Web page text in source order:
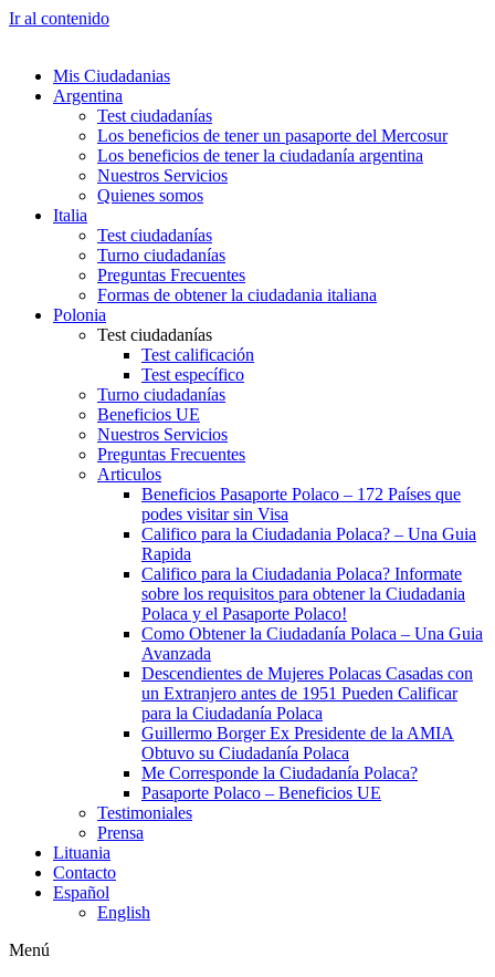
Ir al contenido
Mis Ciudadanias
Argentina
Test ciudadanías
Los beneficios de tener un pasaporte del Mercosur
Los beneficios de tener la ciudadanía argentina
Nuestros Servicios
Quienes somos
Italia
Test ciudadanías
Turno ciudadanías
Preguntas Frecuentes
Formas de obtener la ciudadania italiana
Polonia
Test ciudadanías
Test calificación
Test específico
Turno ciudadanías
Beneficios UE
Nuestros Servicios
Preguntas Frecuentes
Articulos
Beneficios Pasaporte Polaco – 172 Países que
podes visitar sin Visa
Califico para la Ciudadania Polaca? – Una Guia
Rapida
Califico para la Ciudadania Polaca? Informate
sobre los requisitos para obtener la Ciudadania
Polaca y el Pasaporte Polaco!
Como Obtener la Ciudadanía Polaca – Una Guia
Avanzada
Descendientes de Mujeres Polacas Casadas con
un Extranjero antes de 1951 Pueden Calificar
para la Ciudadanía Polaca
Guillermo Borger Ex Presidente de la AMIA
Obtuvo su Ciudadanía Polaca
Me Corresponde la Ciudadanía Polaca?
Pasaporte Polaco – Beneficios UE
Testimoniales
Prensa
Lituania
Contacto
Español
English
Menú